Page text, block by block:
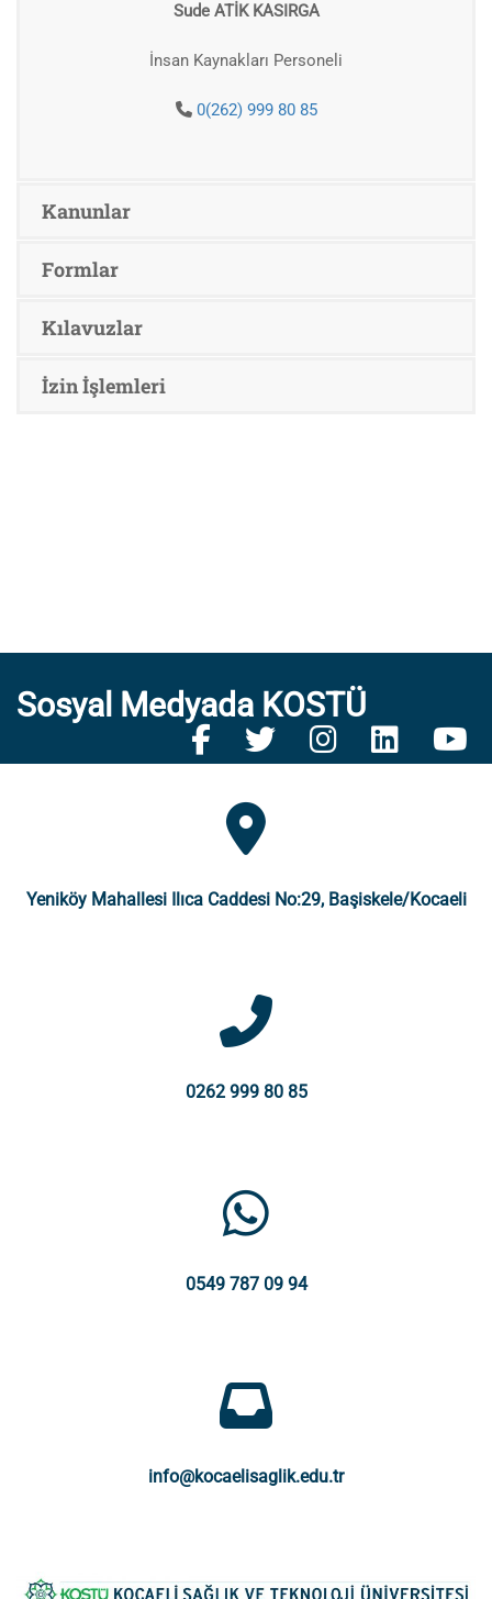
Sude ATİK KASIRGA
İnsan Kaynakları Personeli
0(262) 999 80 85
Kanunlar
Formlar
Kılavuzlar
İzin İşlemleri
Sosyal Medyada KOSTÜ
Yeniköy Mahallesi Ilıca Caddesi No:29, Başiskele/Kocaeli
0262 999 80 85
0549 787 09 94
info@kocaelisaglik.edu.tr